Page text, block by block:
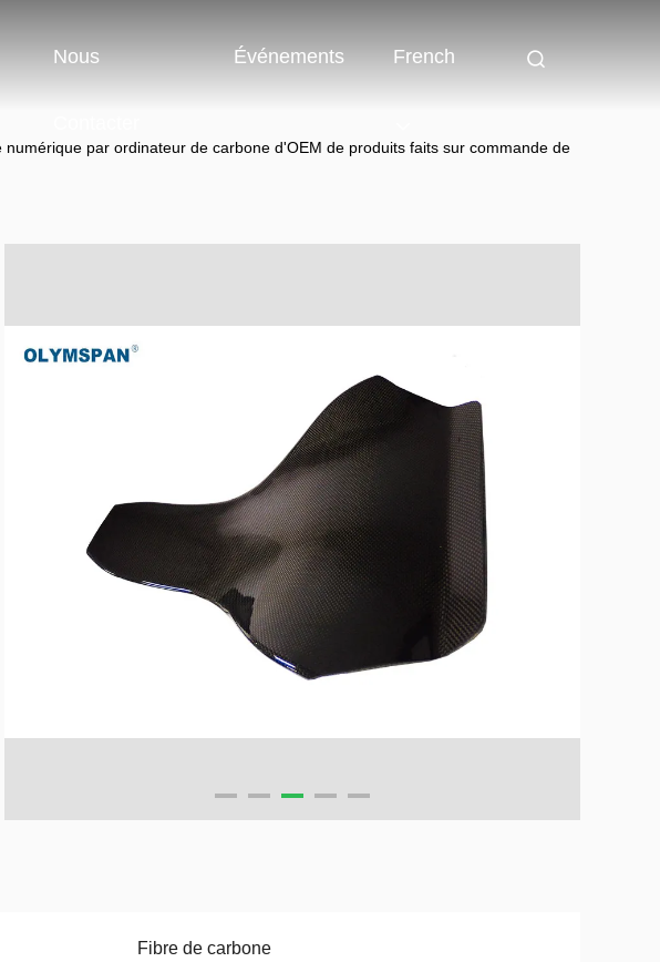
Nous Événements French
par ordinateur de carbone d'OEM de produits faits sur commande de
Fibre de carbone